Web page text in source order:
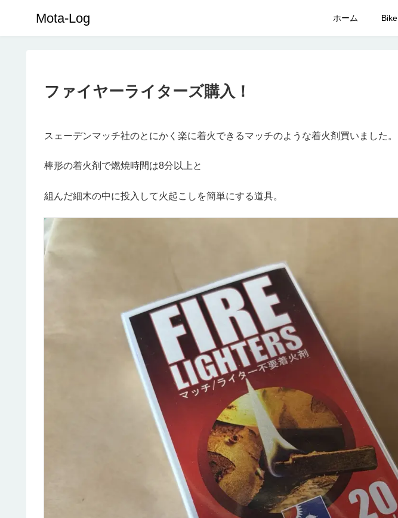
Mota-Log ホーム Bike
ファイヤーライターズ購入！
スェーデンマッチ社のとにかく楽に着火できるマッチのような着火剤買いました。
棒形の着火剤で燃焼時間は8分以上と
組んだ細木の中に投入して火起こしを簡単にする道具。